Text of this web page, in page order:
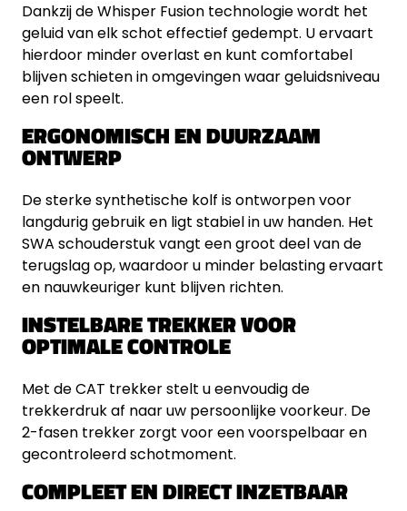
Dankzij de Whisper Fusion technologie wordt het
geluid van elk schot effectief gedempt. U ervaart
hierdoor minder overlast en kunt comfortabel
blijven schieten in omgevingen waar geluidsniveau
een rol speelt.
ERGONOMISCH EN DUURZAAM
ONTWERP
De sterke synthetische kolf is ontworpen voor
langdurig gebruik en ligt stabiel in uw handen. Het
SWA schouderstuk vangt een groot deel van de
terugslag op, waardoor u minder belasting ervaart
en nauwkeuriger kunt blijven richten.
INSTELBARE TREKKER VOOR
OPTIMALE CONTROLE
Met de CAT trekker stelt u eenvoudig de
trekkerdruk af naar uw persoonlijke voorkeur. De
2-fasen trekker zorgt voor een voorspelbaar en
gecontroleerd schotmoment.
COMPLEET EN DIRECT INZETBAAR